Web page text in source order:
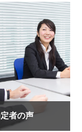
者の声